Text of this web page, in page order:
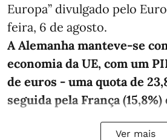
Europa” divulgado pelo
feira, 6 de agosto.
A Alemanha manteve‑se
economia da UE, com um
de euros - uma quota de
seguida pela França
Ver mais